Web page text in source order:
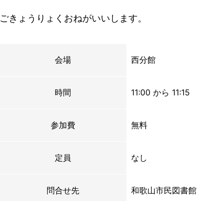
ごきょうりょくおねがいいします。
会場 西分館
時間 11:00 から 11:15
参加費 無料
定員 なし
問合せ先 和歌山市民図書館